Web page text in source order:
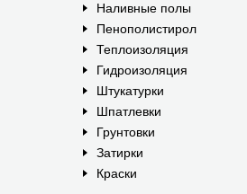
Наливные полы
Пенополистирол
Теплоизоляция
Гидроизоляция
Штукатурки
Шпатлевки
Грунтовки
Затирки
Краски